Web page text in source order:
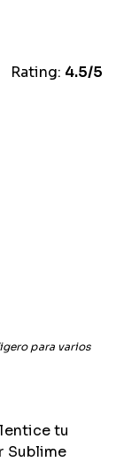
Rating: 4.5/5
para varios
tu
Sublime